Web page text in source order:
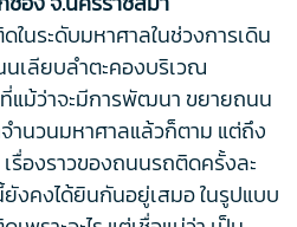
นระดับมหาศาลในช่วงการเดิน
เลียบลำตะคองบริเวณ
แม้ว่าจะมีการพัฒนา ขยายถนน
นวนมหาศาลแล้วก็ตาม แต่ถึง
รื่องราวของถนนรถติดครั้งละ
งคงได้ยินกันอยู่เสมอ ในรูปแบบ